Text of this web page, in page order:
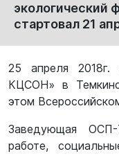
экологический
стартовал 21
25 апреля 2018г.
КЦСОН» в
этом
Заведующая ОСП-
работе,